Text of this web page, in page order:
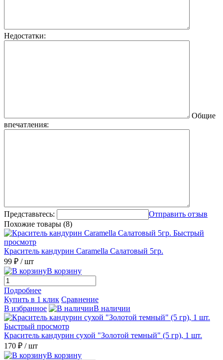
Недостатки:
Общие
впечатления:
Представьтесь:
Отправить отзыв
Похожие товары (8)
Быстрый
просмотр
Краситель кандурин Caramella Салатовый 5гр.
99 ₽ / шт
В корзину
Подробнее
Купить в 1 клик Сравнение
В избранное
В наличии
Быстрый просмотр
Краситель кандурин сухой "Золотой темный" (5 гр), 1 шт.
170 ₽ / шт
В корзину